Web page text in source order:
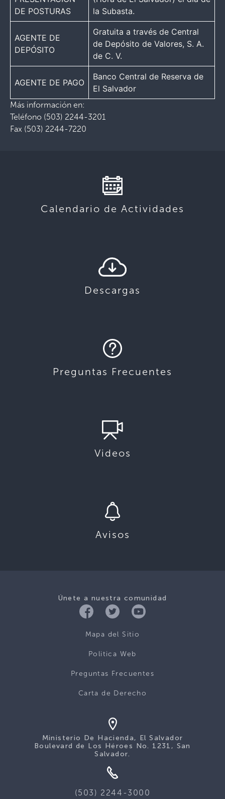
DE POSTURAS
la Subasta.
AGENTE DE
DEPÓSITO
Gratuita a través de Central
de Depósito de Valores, S. A.
de C. V.
AGENTE DE PAGO
Banco Central de Reserva de
El Salvador
Más información en:
Teléfono (503) 2244-3201
Fax (503) 2244-7220
Calendario de Actividades
Descargas
Preguntas Frecuentes
Videos
Avisos
Únete a nuestra comunidad
Mapa del Sitio
Politica Web
Preguntas Frecuentes
Carta de Derecho
Ministerio De Hacienda, El Salvador
Boulevard de Los Héroes No. 1231, San
Salvador.
(503) 2244-3000